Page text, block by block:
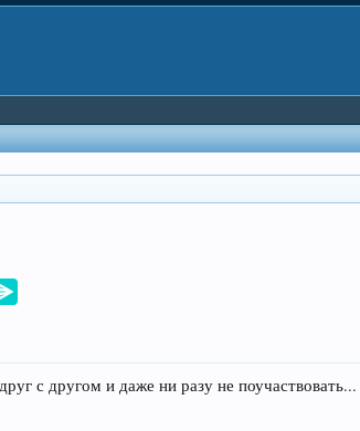
с другом и даже ни разу не поучаствовать...